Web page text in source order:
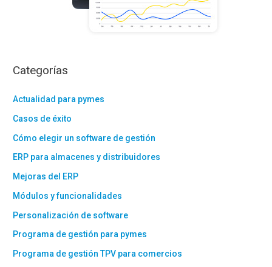
Categorías
Actualidad para pymes
Casos de éxito
Cómo elegir un software de gestión
ERP para almacenes y distribuidores
Mejoras del ERP
Módulos y funcionalidades
Personalización de software
Programa de gestión para pymes
Programa de gestión TPV para comercios